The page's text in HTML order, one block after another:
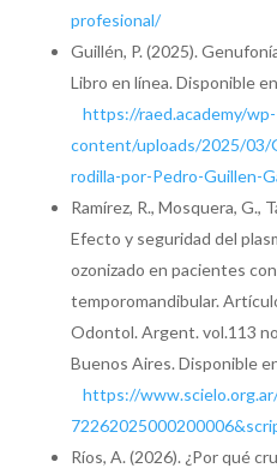
profesional/
Guillén, P. (2025).
Libro en línea. Disponible
https://raed.academy/wp-
content/uploads/2025/03/
rodilla-por-Pedro-Guillen-
Ramírez, R., Mosquera, G.,
Efecto y seguridad del
ozonizado en pacientes
temporomandibular.
Odontol. Argent. vol.113
Buenos Aires. Disponible
https://
Ríos, A. (2026). ¿Por qué